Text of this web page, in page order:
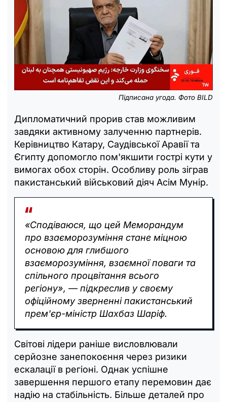
Підписана угода. Фото BILD
Дипломатичний прорив став можливим
завдяки активному залученню партнерів.
Керівництво Катару, Саудівської Аравії та
Єгипту допомогло пом'якшити гострі кути у
вимогах обох сторін. Особливу роль зіграв
пакистанський військовий діяч Асім Мунір.
«Сподіваюся, що цей Меморандум
про взаєморозуміння стане міцною
основою для глибшого
взаєморозуміння, взаємної поваги та
спільного процвітання всього
регіону», — підкреслив у своєму
офіційному зверненні пакистанський
прем'єр-міністр Шахбаз Шаріф.
Світові лідери раніше висловлювали
серйозне занепокоєння через ризики
ескалації в регіоні. Однак успішне
завершення першого етапу перемовин дає
надію на стабільність. Більше деталей про